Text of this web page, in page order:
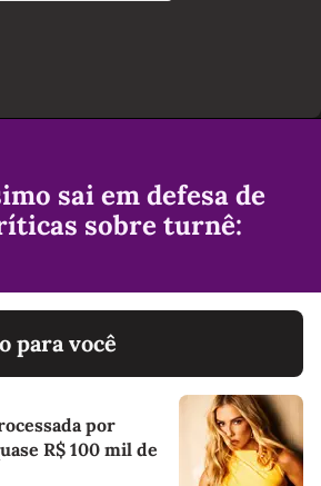
sai em defesa de
sobre turnê:
para você
por
R$ 100 mil de